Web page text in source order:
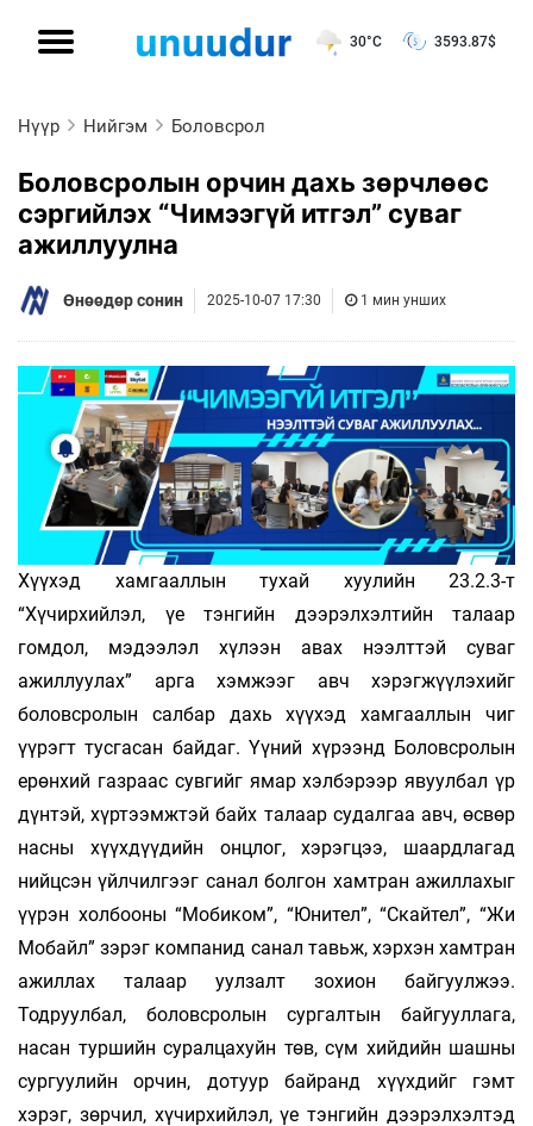
30°C 3593.87$
Нүүр Нийгэм Боловсрол
Боловсролын орчин дахь зөрчлөөс
сэргийлэх “Чимээгүй итгэл” суваг
ажиллуулна
Өнөөдөр сонин 2025-10-07 17:30 1 мин унших
Хүүхэд хамгааллын тухай хуулийн 23.2.3-т
“Хүчирхийлэл, үе тэнгийн дээрэлхэлтийн талаар
гомдол, мэдээлэл хүлээн авах нээлттэй суваг
ажиллуулах” арга хэмжээг авч хэрэгжүүлэхийг
боловсролын салбар дахь хүүхэд хамгааллын чиг
үүрэгт тусгасан байдаг. Үүний хүрээнд Боловсролын
ерөнхий газраас сувгийг ямар хэлбэрээр явуулбал үр
дүнтэй, хүртээмжтэй байх талаар судалгаа авч, өсвөр
насны хүүхдүүдийн онцлог, хэрэгцээ, шаардлагад
нийцсэн үйлчилгээг санал болгон хамтран ажиллахыг
үүрэн холбооны “Мобиком”, “Юнител”, “Скайтел”, “Жи
Мобайл” зэрэг компанид санал тавьж, хэрхэн хамтран
ажиллах талаар уулзалт зохион байгуулжээ.
Тодруулбал, боловсролын сургалтын байгууллага,
насан туршийн суралцахуйн төв, сүм хийдийн шашны
сургуулийн орчин, дотуур байранд хүүхдийг гэмт
хэрэг, зөрчил, хүчирхийлэл, үе тэнгийн дээрэлхэлтэд